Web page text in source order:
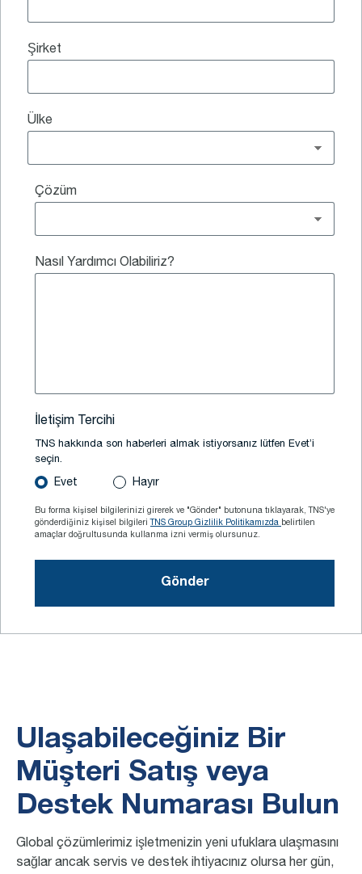
Şirket
Ülke
Çözüm
Nasıl Yardımcı Olabiliriz?
İletişim Tercihi
TNS hakkında son haberleri almak istiyorsanız lütfen Evet’i
seçin.
Evet Hayır
Bu forma kişisel bilgilerinizi girerek ve "Gönder" butonuna tıklayarak, TNS'ye
gönderdiğiniz kişisel bilgileri TNS Group Gizlilik Politikamızda belirtilen
amaçlar doğrultusunda kullanma izni vermiş olursunuz.
Ulaşabileceğiniz Bir
Müşteri Satış veya
Destek Numarası Bulun
Global çözümlerimiz işletmenizin yeni ufuklara ulaşmasını
sağlar ancak servis ve destek ihtiyacınız olursa her gün,